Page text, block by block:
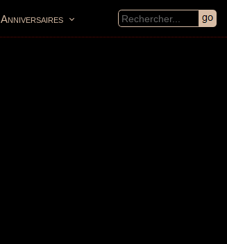
Anniversaires